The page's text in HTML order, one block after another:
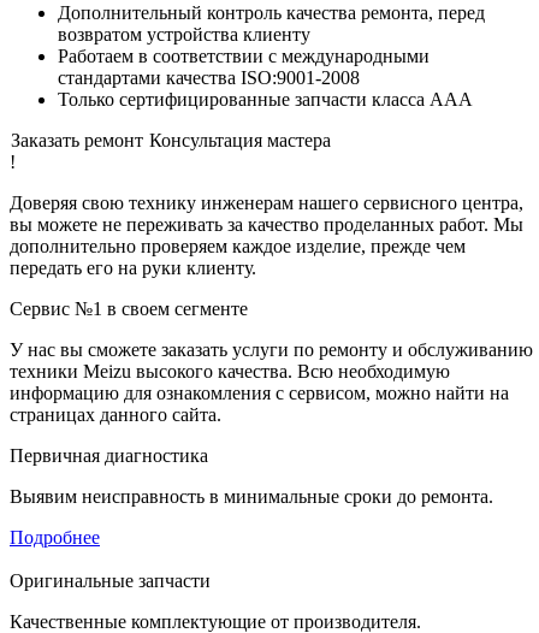
Дополнительный контроль качества ремонта, перед
возвратом устройства клиенту
Работаем в соответствии с международными
стандартами качества ISO:9001-2008
Только сертифицированные запчасти класса ААА
Заказать ремонт Консультация мастера
!
Доверяя свою технику инженерам нашего сервисного центра,
вы можете не переживать за качество проделанных работ. Мы
дополнительно проверяем каждое изделие, прежде чем
передать его на руки клиенту.
Сервис №1 в своем сегменте
У нас вы сможете заказать услуги по ремонту и обслуживанию
техники Meizu высокого качества. Всю необходимую
информацию для ознакомления с сервисом, можно найти на
страницах данного сайта.
Первичная диагностика
Выявим неисправность в минимальные сроки до ремонта.
Подробнее
Оригинальные запчасти
Качественные комплектующие от производителя.